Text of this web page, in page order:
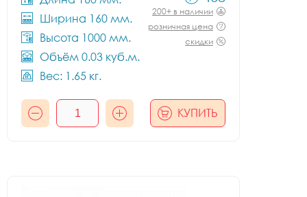
Ширина 160 мм.
Высота 1000 мм.
Объём 0.03 куб.м.
Вес: 1.65 кг.
200+ в наличии
розничная цена
скидки
КУПИТЬ